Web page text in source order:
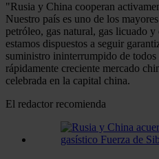
"Rusia y China cooperan
Nuestro país es uno de los
petróleo, gas natural, gas licuado
estamos dispuestos a seguir
suministro ininterrumpido de todos
rápidamente creciente mercado
celebrada en la capital china.
El redactor recomienda